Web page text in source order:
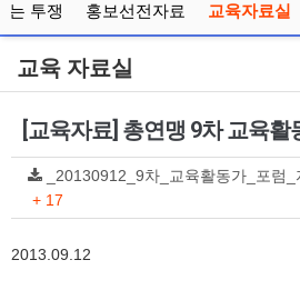
는 투쟁 홍보선전자료 교육자료실
교육 자료실
[교육자료] 총연맹 9차 교육활
_20130912_9차_교육활동가_포럼
+ 17
2013.09.12